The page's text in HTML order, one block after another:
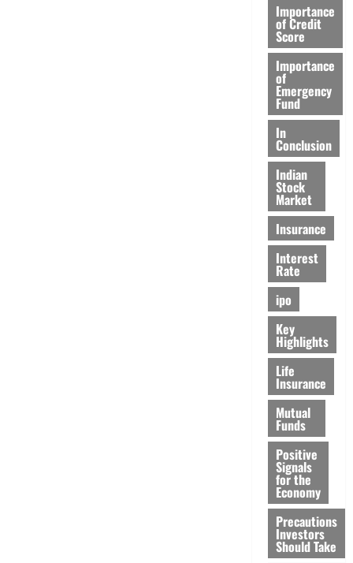
Importance
of Credit
Score
Importance
of
Emergency
Fund
In
Conclusion
Indian
Stock
Market
Insurance
Interest
Rate
ipo
Key
Highlights
Life
Insurance
Mutual
Funds
Positive
Signals
for the
Economy
Precautions
Investors
Should Take